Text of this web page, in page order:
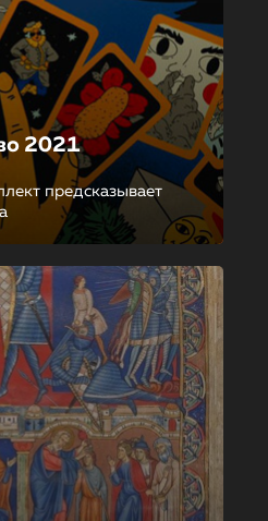
2021
предсказывает